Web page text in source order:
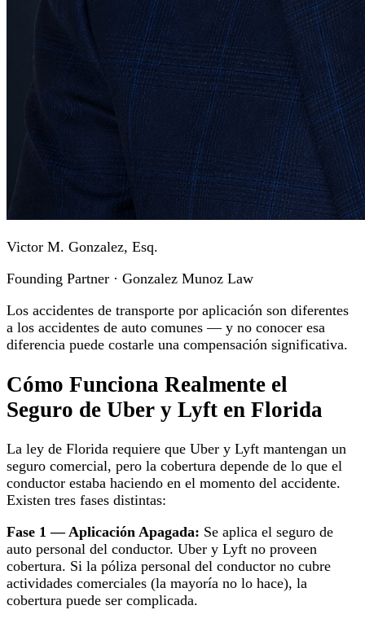
Victor M. Gonzalez, Esq.
Founding Partner · Gonzalez Munoz Law
Los accidentes de transporte por aplicación son diferentes
a los accidentes de auto comunes — y no conocer esa
diferencia puede costarle una compensación significativa.
Cómo Funciona Realmente el
Seguro de Uber y Lyft en Florida
La ley de Florida requiere que Uber y Lyft mantengan un
seguro comercial, pero la cobertura depende de lo que el
conductor estaba haciendo en el momento del accidente.
Existen tres fases distintas:
Fase 1 — Aplicación Apagada: Se aplica el seguro de
auto personal del conductor. Uber y Lyft no proveen
cobertura. Si la póliza personal del conductor no cubre
actividades comerciales (la mayoría no lo hace), la
cobertura puede ser complicada.